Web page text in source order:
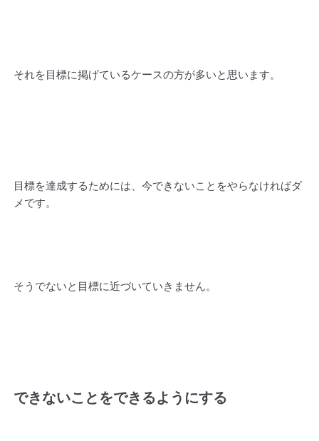
それを目標に掲げているケースの方が多いと思います。
目標を達成するためには、今できないことをやらなければダ
メです。
そうでないと目標に近づいていきません。
できないことをできるようにする